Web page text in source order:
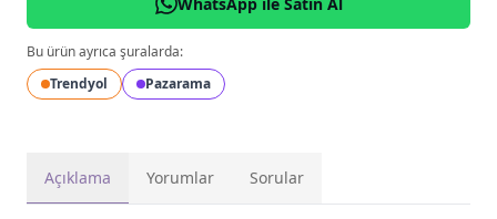
Bu ürün ayrıca şuralarda:
Trendyol
Pazarama
Açıklama Yorumlar Sorular